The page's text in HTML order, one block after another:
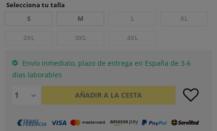
Selecciona tu talla
S
M L XL
2XL 3XL 4XL
Envío inmediato, plazo de entrega en España de 3-6
días laborables
AÑADIR A LA CESTA